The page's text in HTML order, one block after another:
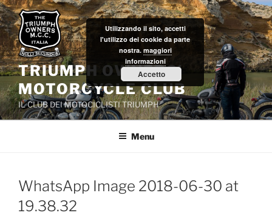
Salta
al
contenuto
TRIUMPH OWNERS'
MOTORCYCLE CLUB
IL CLUB DEI MOTOCICLISTI TRIUMPH
Menu
WhatsApp Image 2018-06-30 at
19.38.32
Utilizzando il sito, accetti
l'utilizzo dei cookie da parte
nostra. maggiori
informazioni
Accetto